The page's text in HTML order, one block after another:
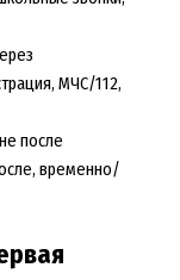
МЧС/112,
после
временно/